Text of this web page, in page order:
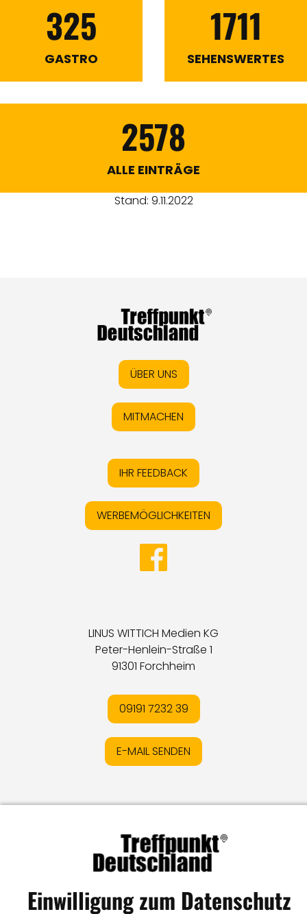
325
GASTRO
1711
SEHENSWERTES
2578
ALLE EINTRÄGE
Stand: 9.11.2022
ÜBER UNS
MITMACHEN
IHR FEEDBACK
WERBEMÖGLICHKEITEN
LINUS WITTICH Medien KG
Peter-Henlein-Straße 1
91301 Forchheim
09191 7232 39
E-MAIL SENDEN
MediadatenI Kontakt Vertrag widerrufen
© LW Medien GmbH
Einwilligung zum Datenschutz